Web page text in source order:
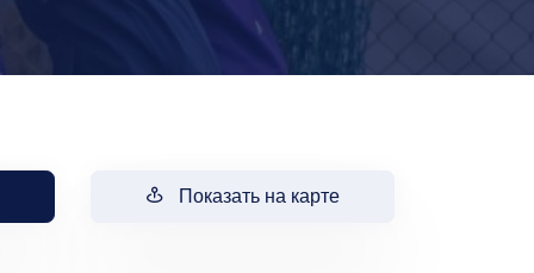
Показать на карте